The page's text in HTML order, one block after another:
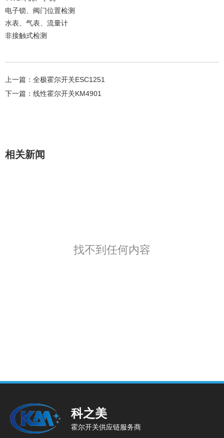
电子锁、阀门位置检测
水表、气表、流量计
非接触式检测
上一篇： 全极霍尔开关ESC1251
下一篇： 线性霍尔开关KM4901
相关新闻
找不到任何内容
科之美
霍尔开关供应链服务商